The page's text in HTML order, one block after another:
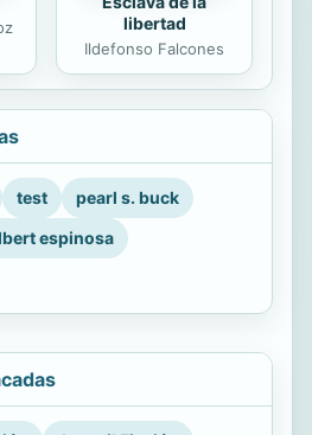
libertad
Ildefonso Falcones
test
pearl s. buck
espinosa